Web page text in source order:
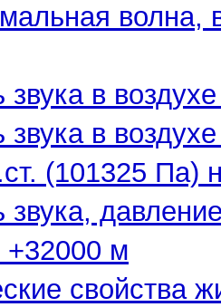
звука в
звука в
(101325 Па)
звука,
+32000 м
свойства